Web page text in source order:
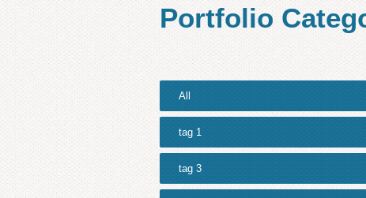
Portfolio
All
tag 1
tag 3